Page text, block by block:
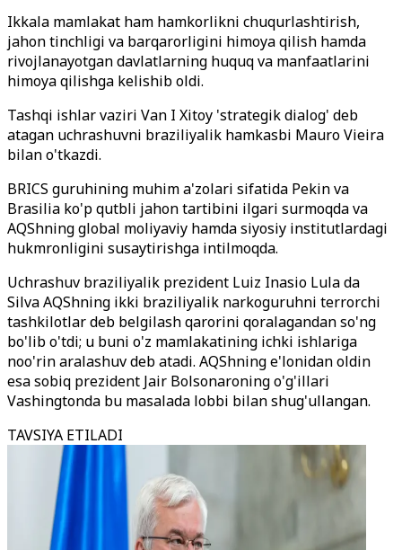
Ikkala mamlakat ham hamkorlikni chuqurlashtirish,
jahon tinchligi va barqarorligini himoya qilish hamda
rivojlanayotgan davlatlarning huquq va manfaatlarini
himoya qilishga kelishib oldi.
Tashqi ishlar vaziri Van I Xitoy 'strategik dialog' deb
atagan uchrashuvni braziliyalik hamkasbi Mauro Vieira
bilan o'tkazdi.
BRICS guruhining muhim a'zolari sifatida Pekin va
Brasilia ko'p qutbli jahon tartibini ilgari surmoqda va
AQShning global moliyaviy hamda siyosiy institutlardagi
hukmronligini susaytirishga intilmoqda.
Uchrashuv braziliyalik prezident Luiz Inasio Lula da
Silva AQShning ikki braziliyalik narkoguruhni terrorchi
tashkilotlar deb belgilash qarorini qoralagandan so'ng
bo'lib o'tdi; u buni o'z mamlakatining ichki ishlariga
noo'rin aralashuv deb atadi. AQShning e'lonidan oldin
esa sobiq prezident Jair Bolsonaroning o'g'illari
Vashingtonda bu masalada lobbi bilan shug'ullangan.
TAVSIYA ETILADI